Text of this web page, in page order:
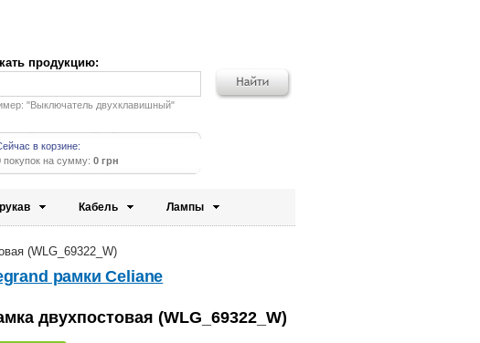
продукцию:
"Выключатель двухклавишный"
в корзине:
покупок на сумму: 0 грн
Кабель Лампы
(WLG_69322_W)
рамки Celiane
двухпостовая (WLG_69322_W)